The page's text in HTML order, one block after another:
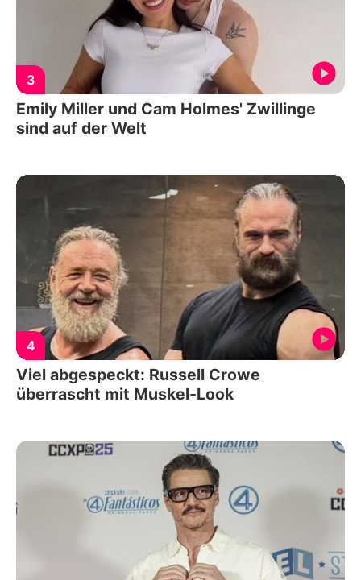
3
Emily Miller und Cam Holmes' Zwillinge
sind auf der Welt
4
Viel abgespeckt: Russell Crowe
überrascht mit Muskel-Look